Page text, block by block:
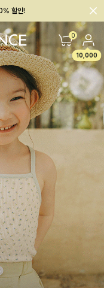
할인!
택 0
10,000
아우터/상의 하의/레깅스